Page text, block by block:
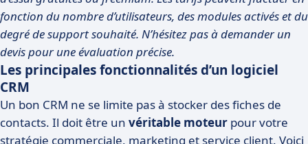
fonction du nombre d’utilisateurs, des modules activés et du
degré de support souhaité. N’hésitez pas à demander un
devis pour une évaluation précise.
Les principales fonctionnalités d’un logiciel
CRM
Un bon CRM ne se limite pas à stocker des fiches de
contacts. Il doit être un véritable moteur pour votre
stratégie commerciale, marketing et service client. Voici